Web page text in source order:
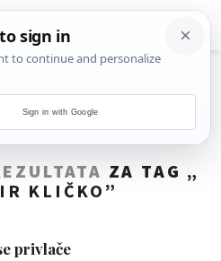
ZA TAG „
KLIČKO”
privlače
Sign in with Google